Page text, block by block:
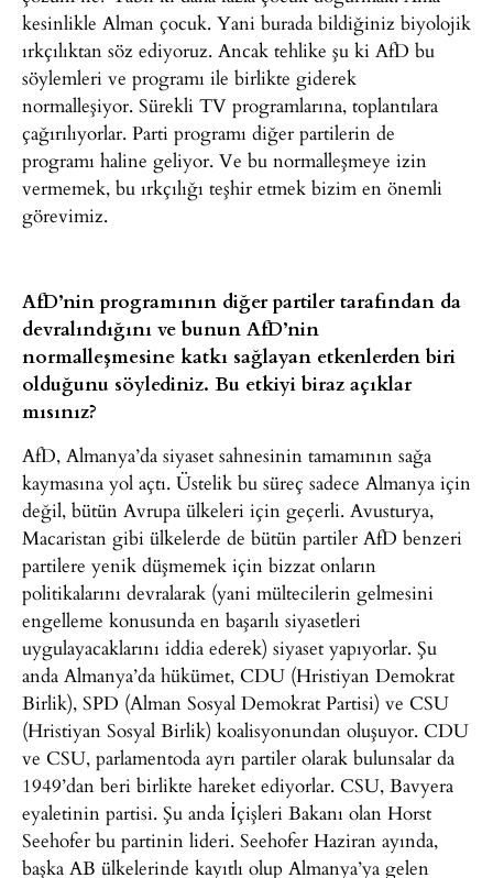
kesinlikle Alman çocuk. Yani burada bildiğiniz biyolojik
ırkçılıktan söz ediyoruz. Ancak tehlike şu ki AfD bu
söylemleri ve programı ile birlikte giderek
normalleşiyor. Sürekli TV programlarına, toplantılara
çağırılıyorlar. Parti programı diğer partilerin de
programı haline geliyor. Ve bu normalleşmeye izin
vermemek, bu ırkçılığı teşhir etmek bizim en önemli
görevimiz.
AfD’nin programının diğer partiler tarafından da
devralındığını ve bunun AfD’nin
normalleşmesine katkı sağlayan etkenlerden biri
olduğunu söylediniz. Bu etkiyi biraz açıklar
mısınız?
AfD, Almanya’da siyaset sahnesinin tamamının sağa
kaymasına yol açtı. Üstelik bu süreç sadece Almanya için
değil, bütün Avrupa ülkeleri için geçerli. Avusturya,
Macaristan gibi ülkelerde de bütün partiler AfD benzeri
partilere yenik düşmemek için bizzat onların
politikalarını devralarak (yani mültecilerin gelmesini
engelleme konusunda en başarılı siyasetleri
uygulayacaklarını iddia ederek) siyaset yapıyorlar. Şu
anda Almanya’da hükümet, CDU (Hristiyan Demokrat
Birlik), SPD (Alman Sosyal Demokrat Partisi) ve CSU
(Hristiyan Sosyal Birlik) koalisyonundan oluşuyor. CDU
ve CSU, parlamentoda ayrı partiler olarak bulunsalar da
1949’dan beri birlikte hareket ediyorlar. CSU, Bavyera
eyaletinin partisi. Şu anda İçişleri Bakanı olan Horst
Seehofer bu partinin lideri. Seehofer Haziran ayında,
başka AB ülkelerinde kayıtlı olup Almanya’ya gelen